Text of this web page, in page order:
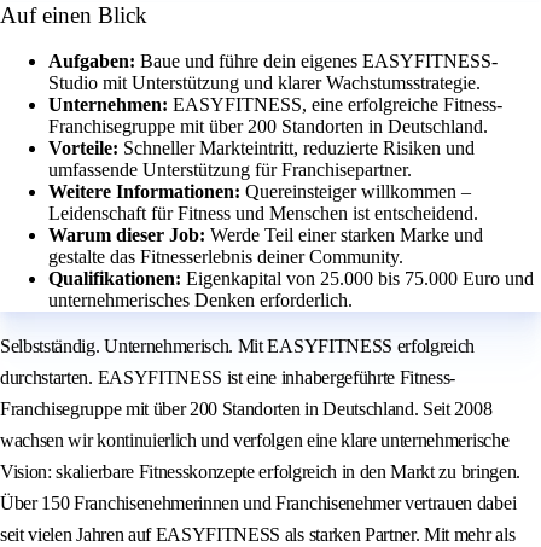
Auf einen Blick
Aufgaben: Baue und führe dein eigenes EASYFITNESS-
Studio mit Unterstützung und klarer Wachstumsstrategie.
Unternehmen: EASYFITNESS, eine erfolgreiche Fitness-
Franchisegruppe mit über 200 Standorten in Deutschland.
Vorteile: Schneller Markteintritt, reduzierte Risiken und
umfassende Unterstützung für Franchisepartner.
Weitere Informationen: Quereinsteiger willkommen –
Leidenschaft für Fitness und Menschen ist entscheidend.
Warum dieser Job: Werde Teil einer starken Marke und
gestalte das Fitnesserlebnis deiner Community.
Qualifikationen: Eigenkapital von 25.000 bis 75.000 Euro und
unternehmerisches Denken erforderlich.
Selbstständig. Unternehmerisch. Mit EASYFITNESS erfolgreich
durchstarten. EASYFITNESS ist eine inhabergeführte Fitness-
Franchisegruppe mit über 200 Standorten in Deutschland. Seit 2008
wachsen wir kontinuierlich und verfolgen eine klare unternehmerische
Vision: skalierbare Fitnesskonzepte erfolgreich in den Markt zu bringen.
Über 150 Franchisenehmerinnen und Franchisenehmer vertrauen dabei
seit vielen Jahren auf EASYFITNESS als starken Partner. Mit mehr als